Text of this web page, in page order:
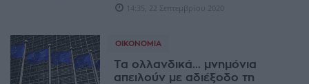
14:35, 22 Σεπτεμβρίου 2020
ΟΙΚΟΝΟΜΊΑ
Τα ολλανδικά... μνημόνια
απειλούν με αδιέξοδο τη